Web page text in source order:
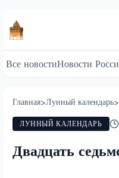
Все новостиНовости
Главная>Лунный календарь>
ЛУННЫЙ КАЛЕНДАРЬ
Двадцать